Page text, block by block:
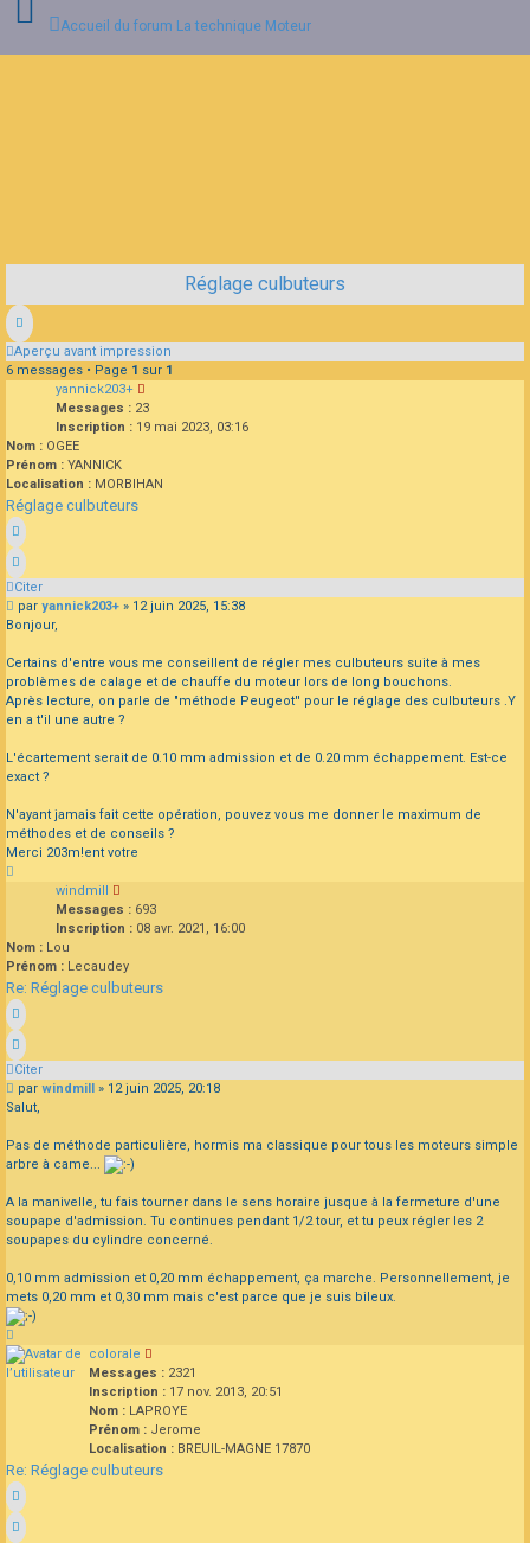
Accueil du forum La technique Moteur
Réglage culbuteurs
Aperçu avant impression
6 messages • Page 1 sur 1
yannick203+
Messages : 23
Inscription : 19 mai 2023, 03:16
Nom : OGEE
Prénom : YANNICK
Localisation : MORBIHAN
Réglage culbuteurs
Citer
Message
par yannick203+ » 12 juin 2025, 15:38
Bonjour,
Certains d'entre vous me conseillent de régler mes culbuteurs suite à mes
problèmes de calage et de chauffe du moteur lors de long bouchons.
Après lecture, on parle de "méthode Peugeot'' pour le réglage des culbuteurs .Y
en a t'il une autre ?
L'écartement serait de 0.10 mm admission et de 0.20 mm échappement. Est-ce
exact ?
N'ayant jamais fait cette opération, pouvez vous me donner le maximum de
méthodes et de conseils ?
Merci 203m!ent votre
windmill
Messages : 693
Inscription : 08 avr. 2021, 16:00
Nom : Lou
Prénom : Lecaudey
Re: Réglage culbuteurs
Citer
Message
par windmill » 12 juin 2025, 20:18
Salut,
Pas de méthode particulière, hormis ma classique pour tous les moteurs simple
arbre à came...
A la manivelle, tu fais tourner dans le sens horaire jusque à la fermeture d'une
soupape d'admission. Tu continues pendant 1/2 tour, et tu peux régler les 2
soupapes du cylindre concerné.
0,10 mm admission et 0,20 mm échappement, ça marche. Personnellement, je
mets 0,20 mm et 0,30 mm mais c'est parce que je suis bileux.
colorale
Messages : 2321
Inscription : 17 nov. 2013, 20:51
Nom : LAPROYE
Prénom : Jerome
Localisation : BREUIL-MAGNE 17870
Re: Réglage culbuteurs